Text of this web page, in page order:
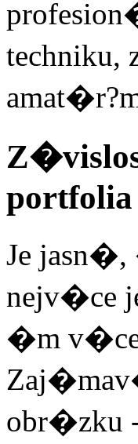
techniku,
portfolia
Je
nejv�ce
�m
obr�zku